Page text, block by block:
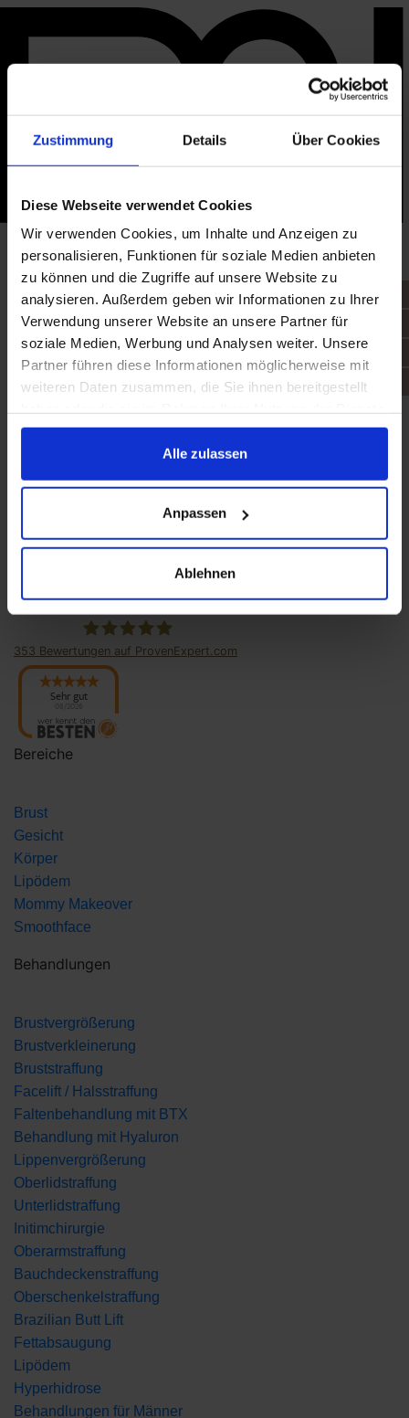
Zustimmung Details Über Cookies
Diese Webseite verwendet Cookies
Wir verwenden Cookies, um Inhalte und Anzeigen zu
personalisieren, Funktionen für soziale Medien anbieten
zu können und die Zugriffe auf unsere Website zu
analysieren. Außerdem geben wir Informationen zu Ihrer
Verwendung unserer Website an unsere Partner für
soziale Medien, Werbung und Analysen weiter. Unsere
Partner führen diese Informationen möglicherweise mit
weiteren Daten zusammen, die Sie ihnen bereitgestellt
gesammelt haben.
Alle zulassen
Anpassen
Ablehnen
Patienten Bewertungen
Panaesthetics
353 Bewertungen auf ProvenExpert.com
Sehr gut
08/2026
Bereiche
Brust
Gesicht
Körper
Lipödem
Mommy Makeover
Smoothface
Behandlungen
Brustvergrößerung
Brustverkleinerung
Bruststraffung
Facelift / Halsstraffung
Faltenbehandlung mit BTX
Behandlung mit Hyaluron
Lippenvergrößerung
Oberlidstraffung
Unterlidstraffung
Initimchirurgie
Oberarmstraffung
Bauchdeckenstraffung
Oberschenkelstraffung
Brazilian Butt Lift
Fettabsaugung
Lipödem
Hyperhidrose
Behandlungen für Männer